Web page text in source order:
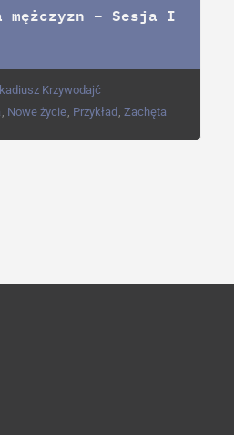
mężczyzn – Sesja I
Krzywodajć
, Nowe życie, Przykład ,Zachęta